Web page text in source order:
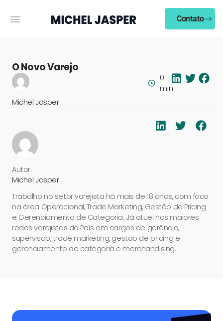
Contato
O Novo Varejo
Michel Jasper
0
min
Autor:
Michel Jasper
Trabalho no setor varejista há mais de 18 anos, com foco
na área Operacional, Trade Marketing, Gestão de Pricing
e Gerenciamento de Categoria. Já atuei nas maiores
redes varejistas do País em cargos de gerência,
supervisão, trade marketing, gestão de pricing e
gerenciamento de categoria e merchandising.